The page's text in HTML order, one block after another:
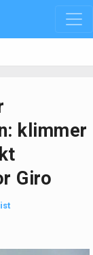
klimmer
Giro